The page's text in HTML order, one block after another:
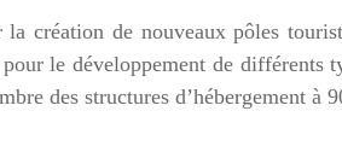
création de nouveaux pôles
le développement de différents
des structures d’hébergement à